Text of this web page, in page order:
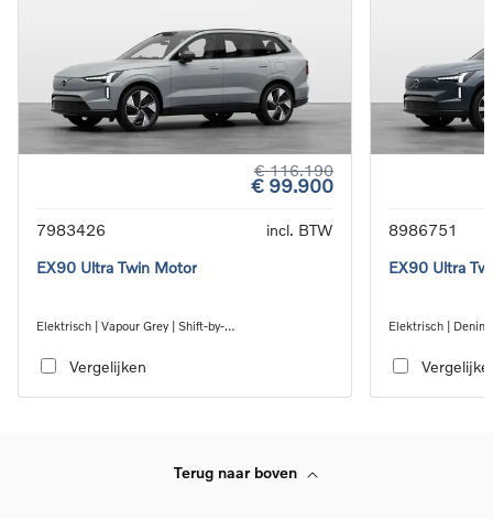
€ 116.190
€ 99.900
7983426
incl. BTW
EX90 Ultra Twin Motor
Elektrisch | Vapour Grey | Shift-by-
Vergelijken
8986751
EX90 Ultra
Elektrisch |
Terug naar boven